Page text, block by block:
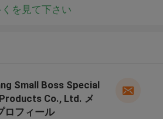
くを見て下さい
Small Boss Special
Co., Ltd. メ
ロフィール